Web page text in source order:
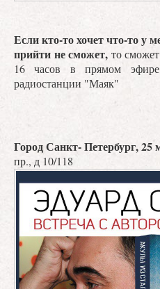
Если кто-то хочет что-то у
прийти не сможет, то
16 часов в прямом
радиостанции "Маяк"
Город Санкт- Петербург, 25
пр., д 10/118